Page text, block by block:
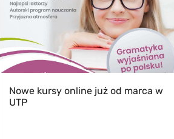
Nowe kursy online już od marca w
UTP